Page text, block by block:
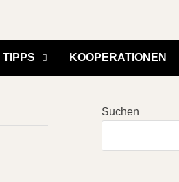
TIPPS KOOPERATIONEN
Suchen